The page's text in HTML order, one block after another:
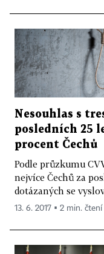
Nesouhlas s
posledních 25
procent Čechů
Podle průzkumu
nejvíce Čechů za
dotázaných se
13. 6. 2017 ▪ 2 min. čtení